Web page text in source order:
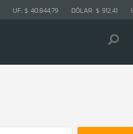
UF: $ 40.844,79 DÓLAR: $ 912,41